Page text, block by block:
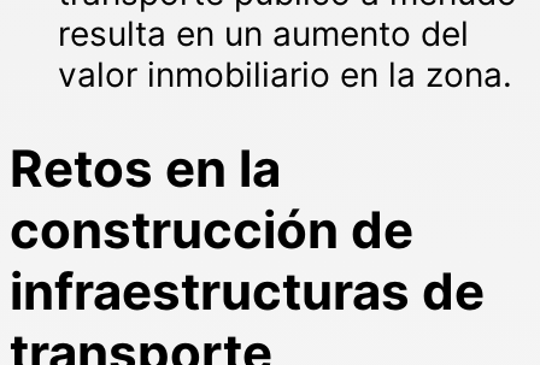
resulta en un aumento del
valor inmobiliario en la zona.
Retos en la
construcción de
infraestructuras de
transporte